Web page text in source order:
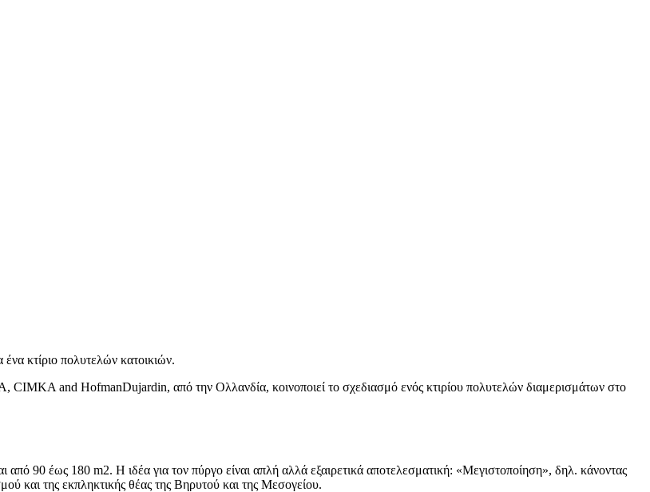
κτίριο πολυτελών κατοικιών.
CIMKA and HofmanDujardin, από την Ολλανδία, κοινοποιεί το σχεδιασμό ενός κτιρίου πολυτελών διαμερισμάτων στο
90 έως 180 m2. Η ιδέα για τον πύργο είναι απλή αλλά εξαιρετικά αποτελεσματική: «Μεγιστοποίηση», δηλ. κάνοντας
και της εκπληκτικής θέας της Βηρυτού και της Μεσογείου.